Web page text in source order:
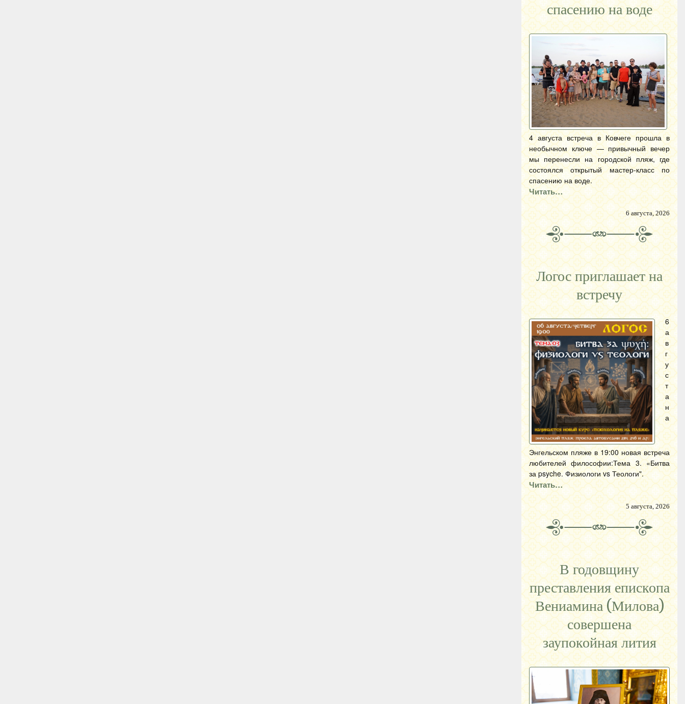
спасению на воде
4 августа встреча в Ковчеге прошла в
необычном ключе — привычный вечер
мы перенесли на городской пляж, где
состоялся открытый мастер-класс по
спасению на воде.
Читать…
6 августа, 2026
Логос приглашает на
встречу
6
а
в
г
у
с
т
а
н
а
Энгельском пляже в 19:00 новая встреча
любителей философии:Тема 3. «Битва
за psyche. Физиологи vs Теологи".
Читать…
5 августа, 2026
В годовщину
преставления епископа
Вениамина (Милова)
совершена
заупокойная лития